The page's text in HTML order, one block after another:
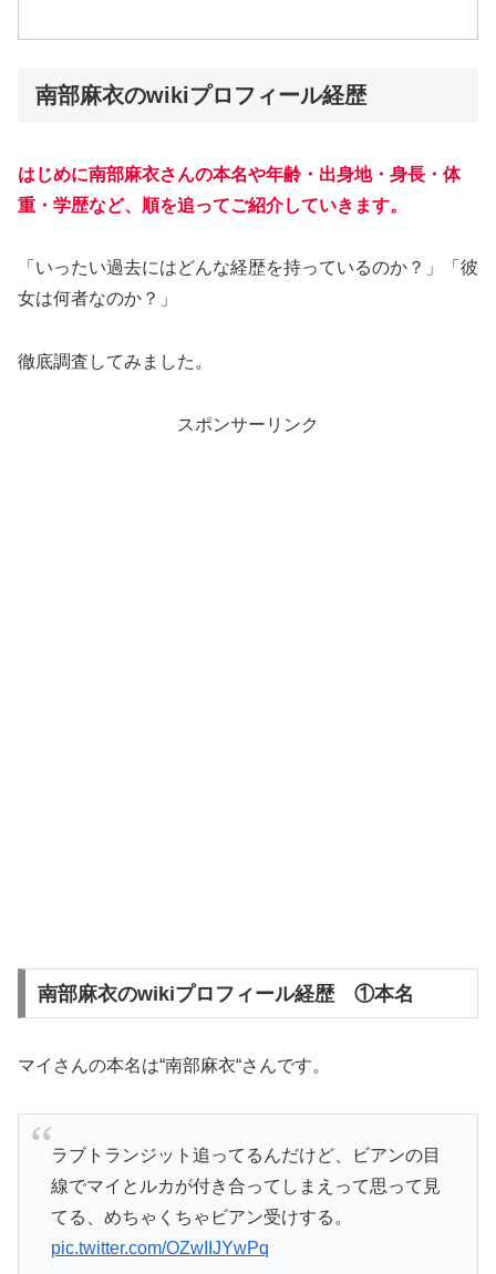
南部麻衣のwikiプロフィール経歴
はじめに南部麻衣さんの本名や年齢・出身地・身長・体
重・学歴など、順を追ってご紹介していきます。
「いったい過去にはどんな経歴を持っているのか？」「彼
女は何者なのか？」
徹底調査してみました。
スポンサーリンク
南部麻衣のwikiプロフィール経歴 ①本名
マイさんの本名は“南部麻衣“さんです。
ラブトランジット追ってるんだけど、ビアンの目
線でマイとルカが付き合ってしまえって思って見
てる、めちゃくちゃビアン受けする。
pic.twitter.com/OZwIIJYwPq